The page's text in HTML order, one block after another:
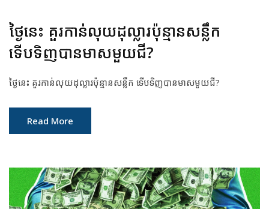
ថ្ងៃនេះ គួរកាន់លុយដុល្លារប៉ុន្មានសន្លឹក
ទើបទិញបានមាសមួយជី?
ថ្ងៃនេះ គួរកាន់លុយដុល្លារប៉ុន្មានសន្លឹក ទើបទិញបានមាសមួយជី?
Read More